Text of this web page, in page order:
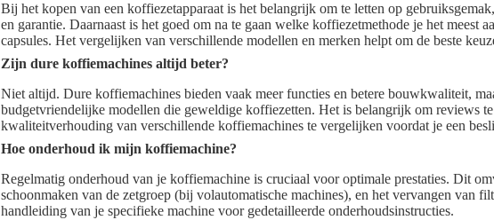
Bij het kopen van een koffiezetapparaat is het belangrijk om te letten op
en garantie. Daarnaast is het goed om na te gaan welke koffiezetmethode je het meest
capsules. Het vergelijken van verschillende modellen en merken helpt om de beste
Zijn dure koffiemachines altijd beter?
Niet altijd. Dure koffiemachines bieden vaak meer functies en betere bouwkwaliteit,
budgetvriendelijke modellen die geweldige koffiezetten. Het is belangrijk om reviews
kwaliteitverhouding van verschillende koffiemachines te vergelijken voordat je een
Hoe onderhoud ik mijn koffiemachine?
Regelmatig onderhoud van je koffiemachine is cruciaal voor optimale prestaties. Dit
schoonmaken van de zetgroep (bij volautomatische machines), en het vervangen van
handleiding van je specifieke machine voor gedetailleerde onderhoudsinstructies.